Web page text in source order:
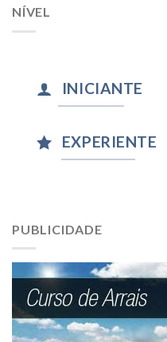
NÍVEL
INICIANTE
EXPERIENTE
PUBLICIDADE